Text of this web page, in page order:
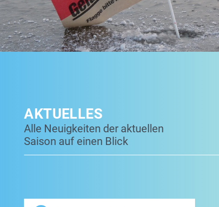
AKTUELLES
Alle Neuigkeiten der aktuellen
Saison auf einen Blick